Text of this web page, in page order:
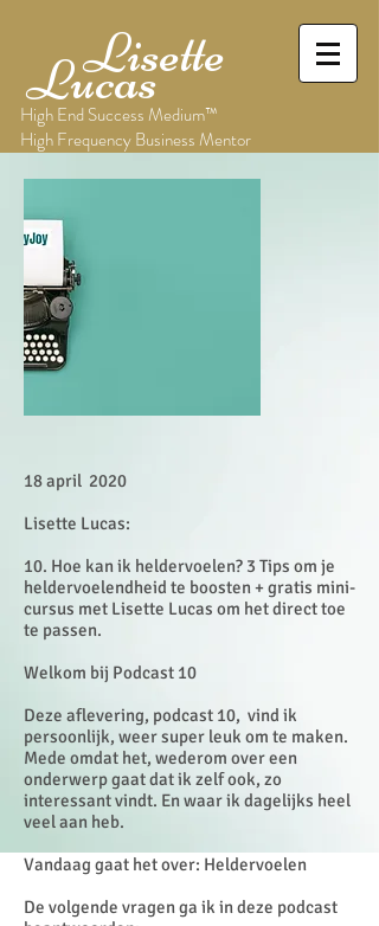
Lisette
Lucas
High End Success Medium™
High Frequency Business Mentor
18 april 2020
Lisette Lucas:
10. Hoe kan ik heldervoelen? 3 Tips om je
heldervoelendheid te boosten + gratis mini-
cursus met Lisette Lucas om het direct toe
te passen.
Welkom bij Podcast 10
Deze aflevering, podcast 10, vind ik
persoonlijk, weer super leuk om te maken.
Mede omdat het, wederom over een
onderwerp gaat dat ik zelf ook, zo
interessant vindt. En waar ik dagelijks heel
veel aan heb.
Vandaag gaat het over: Heldervoelen
De volgende vragen ga ik in deze podcast